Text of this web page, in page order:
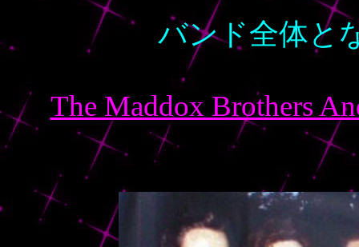
バンド全体と
The Maddox Brothers